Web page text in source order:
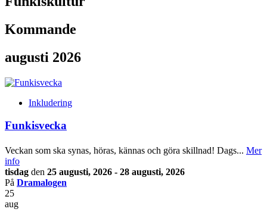
Kommande
augusti 2026
Inkludering
Funkisvecka
Veckan som ska synas, höras, kännas och göra skillnad! Dags... Mer
info
tisdag den 25 augusti, 2026 - 28 augusti, 2026
På Dramalogen
25
aug